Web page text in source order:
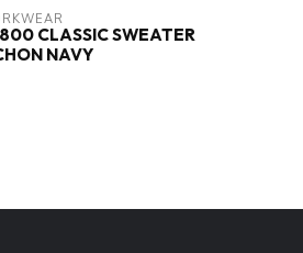
CLASSIC SWEATER
NAVY